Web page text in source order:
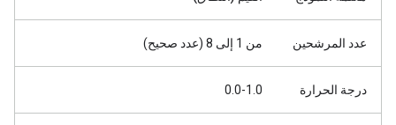
عدد المرشحين من 1 إلى 8 (عدد صحيح)
درجة الحرارة ‫0.0-1.0